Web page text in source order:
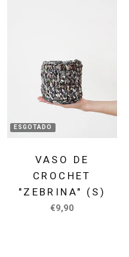
ESGOTADO
VASO DE
CROCHET
"ZEBRINA" (S)
€9,90